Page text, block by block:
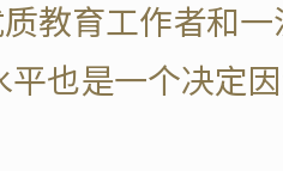
教育工作者和
也是一个决定